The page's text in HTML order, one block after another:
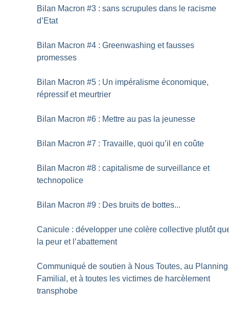
Bilan Macron #3 : sans scrupules dans le racisme
d’Etat
Bilan Macron #4 : Greenwashing et fausses
promesses
Bilan Macron #5 : Un impéralisme économique,
répressif et meurtrier
Bilan Macron #6 : Mettre au pas la jeunesse
Bilan Macron #7 : Travaille, quoi qu’il en coûte
Bilan Macron #8 : capitalisme de surveillance et
technopolice
Bilan Macron #9 : Des bruits de bottes...
Canicule : développer une colère collective plutôt
la peur et l’abattement
Communiqué de soutien à Nous Toutes, au Planning
Familial, et à toutes les victimes de harcèlement
transphobe